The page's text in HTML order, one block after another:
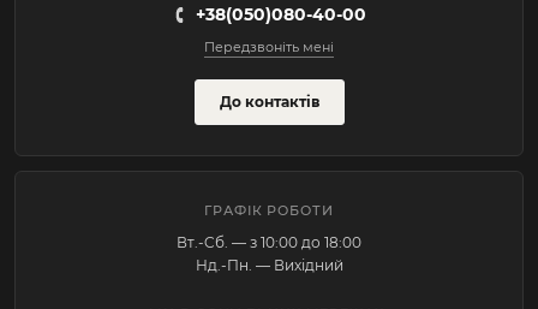
+38(050)080-40-00
Передзвоніть мені
До контактів
ГРАФІК РОБОТИ
Вт.-Cб. — з 10:00 до 18:00
Нд.-Пн. — Вихідний